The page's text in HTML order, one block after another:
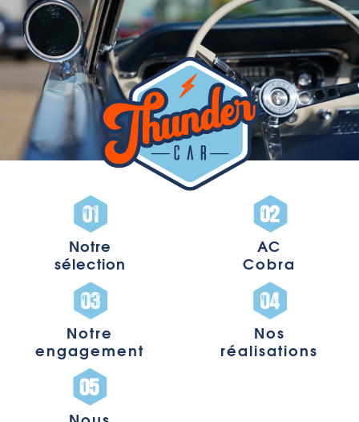
Notre
sélection
AC
Cobra
Notre
engagement
Nos
réalisations